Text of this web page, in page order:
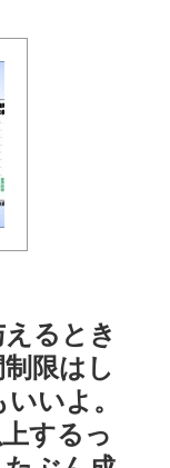
るとき
限はし
いよ。
するっ